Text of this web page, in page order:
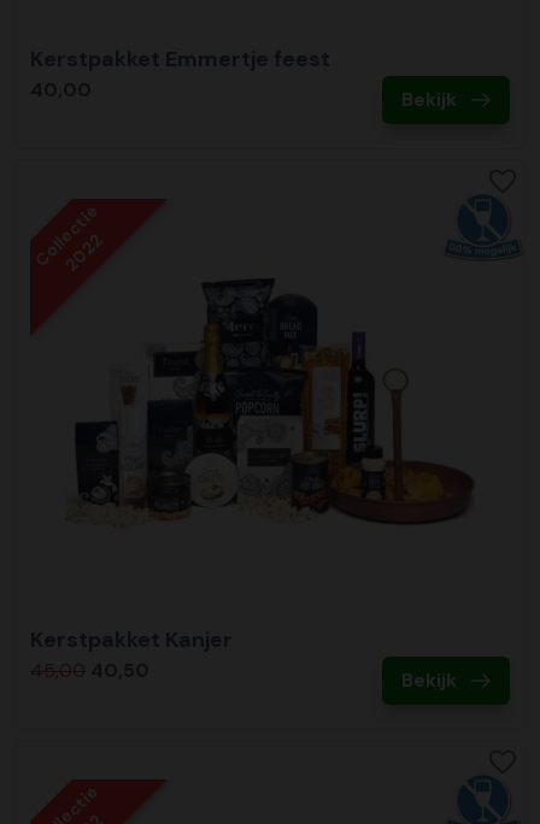
Bekijk
Collectie
2022
45,00 Bekijk